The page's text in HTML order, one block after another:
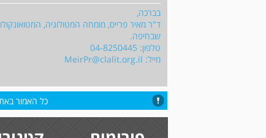
בברכה,
ד"ר מאיר פרייס, מומחה המטולוגיה,
שבחיפה.
טלפון: 04-8250445
מייל: MeirPr@clalit.org.il
כל האמור